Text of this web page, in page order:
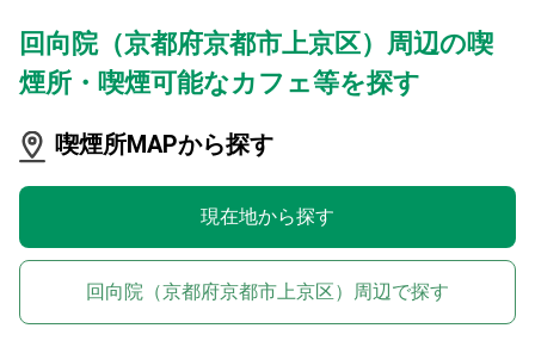
回向院（京都府京都市上京区）周辺の喫
煙所・喫煙可能なカフェ等を探す
喫煙所MAPから探す
現在地から探す
回向院（京都府京都市上京区）周辺で探す